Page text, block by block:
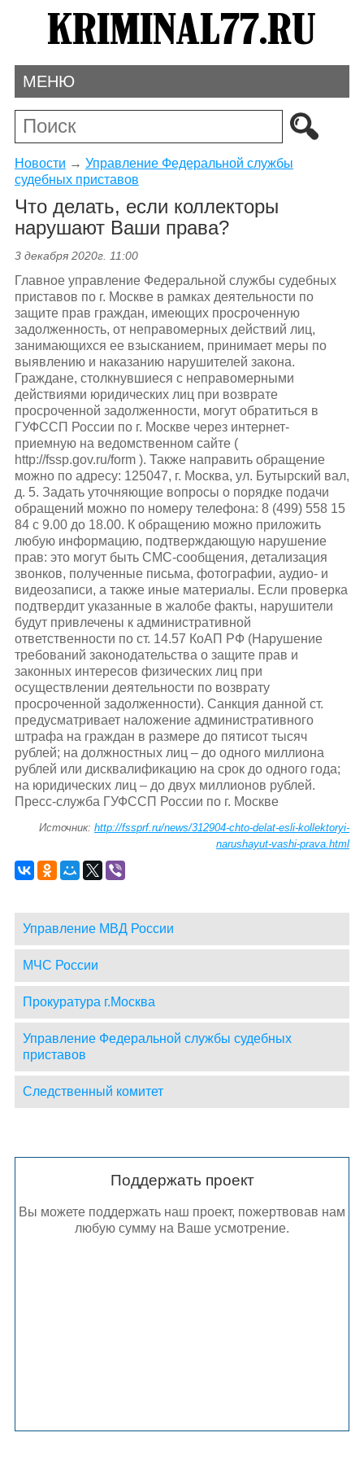
МЕНЮ
Новости → Управление Федеральной службы
судебных приставов
Что делать, если коллекторы
нарушают Ваши права?
3 декабря 2020г. 11:00
Главное управление Федеральной службы судебных
приставов по г. Москве в рамках деятельности по
защите прав граждан, имеющих просроченную
задолженность, от неправомерных действий лиц,
занимающихся ее взысканием, принимает меры по
выявлению и наказанию нарушителей закона.
Граждане, столкнувшиеся с неправомерными
действиями юридических лиц при возврате
просроченной задолженности, могут обратиться в
ГУФССП России по г. Москве через интернет-
приемную на ведомственном сайте (
http://fssp.gov.ru/form ). Также направить обращение
можно по адресу: 125047, г. Москва, ул. Бутырский вал,
д. 5. Задать уточняющие вопросы о порядке подачи
обращений можно по номеру телефона: 8 (499) 558 15
84 с 9.00 до 18.00. К обращению можно приложить
любую информацию, подтверждающую нарушение
прав: это могут быть СМС-сообщения, детализация
звонков, полученные письма, фотографии, аудио- и
видеозаписи, а также иные материалы. Если проверка
подтвердит указанные в жалобе факты, нарушители
будут привлечены к административной
ответственности по ст. 14.57 КоАП РФ (Нарушение
требований законодательства о защите прав и
законных интересов физических лиц при
осуществлении деятельности по возврату
просроченной задолженности). Санкция данной ст.
предусматривает наложение административного
штрафа на граждан в размере до пятисот тысяч
рублей; на должностных лиц – до одного миллиона
рублей или дисквалификацию на срок до одного года;
на юридических лиц – до двух миллионов рублей.
Пресс-служба ГУФССП России по г. Москве
Источник:http://fssprf.ru/news/312904-chto-delat-esli-kollektoryi-
narushayut-vashi-prava.html
Управление МВД России
МЧС России
Прокуратура г.Москва
Управление Федеральной службы судебных
приставов
Следственный комитет
Поддержать проект
Вы можете поддержать наш проект, пожертвовав нам
любую сумму на Ваше усмотрение.